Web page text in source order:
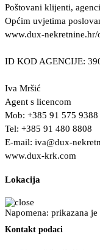
Poštovani klijenti,
Općim uvjetima
www.dux-
ID KOD AGENCIJE:
Iva Mršić
Agent s licencom
Mob: +385 91 575 9388
Tel: +385 91 480 8808
E-mail: iva@dux-
www.dux-krk.com
Lokacija
Napomena: prikazana
Kontakt podaci